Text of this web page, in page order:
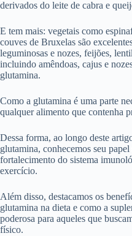
derivados do leite de cabra e
E tem mais: vegetais como
couves de Bruxelas são
leguminosas e nozes, feijões,
incluindo amêndoas, cajus e
glutamina.
Como a glutamina é uma parte
qualquer alimento que contenha
Dessa forma, ao longo deste
glutamina, conhecemos seu
fortalecimento do sistema
exercício.
Além disso, destacamos os
glutamina na dieta e como a
poderosa para aqueles que
físico.